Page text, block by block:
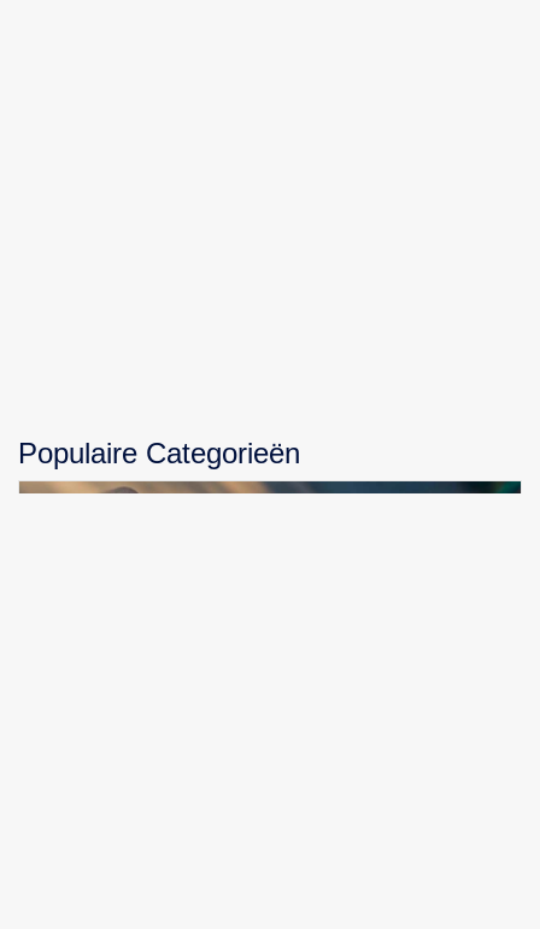
Populaire Categorieën